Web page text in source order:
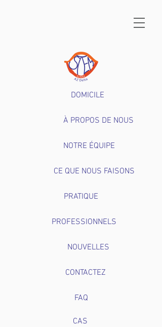
DOMICILE
À PROPOS DE NOUS
NOTRE ÉQUIPE
CE QUE NOUS FAISONS
PRATIQUE
PROFESSIONNELS
NOUVELLES
CONTACTEZ
FAQ
CAS